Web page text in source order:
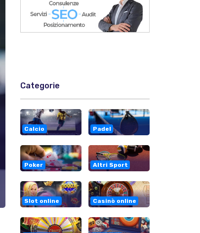
Categorie
Calcio Padel
Poker Altri Sport
Slot online Casinò online